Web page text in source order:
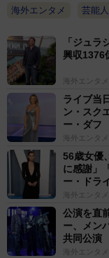
海外エンタメ 芸能人
「ジュ
興収1376
海外エンタメ
ライブ当
ン・スク
ー・ダフ
海外エンタメ
56歳女優
に感謝」
ー・ドラ
海外エンタメ
公演を直
ー、メン
共同公演
海外エンタメ